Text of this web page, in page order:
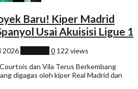
Baru! Kiper Madrid
Usai Akuisisi Ligue 1
2026 0 122 views
dan Vila Terus Berkembang
digagas oleh kiper Real Madrid dan